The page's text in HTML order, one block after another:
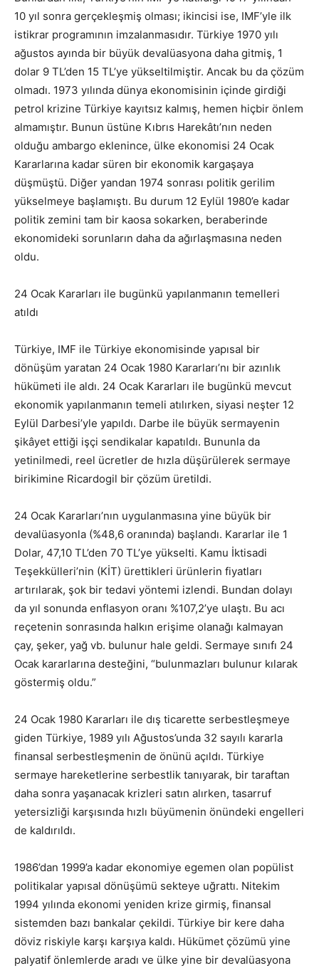
10 yıl sonra gerçekleşmiş olması; ikincisi ise, IMF’yle ilk
istikrar programının imzalanmasıdır. Türkiye 1970 yılı
ağustos ayında bir büyük devalüasyona daha gitmiş, 1
dolar 9 TL’den 15 TL’ye yükseltilmiştir. Ancak bu da çözüm
olmadı. 1973 yılında dünya ekonomisinin içinde girdiği
petrol krizine Türki­ye kayıtsız kalmış, hemen hiçbir önlem
almamıştır. Bunun üstüne Kıbrıs Harekâtı’nın neden
olduğu ambargo eklenince, ülke ekonomisi 24 Ocak
Kararlarına kadar süren bir ekonomik kargaşaya
düşmüştü. Diğer yan­dan 1974 sonrası politik gerilim
yükselmeye başlamıştı. Bu durum 12 Eylül 1980’e kadar
politik zemini tam bir kaosa sokarken, beraberinde
ekonomi­deki sorunların daha da ağırlaşmasına neden
oldu.
24 Ocak Kararları ile bugünkü yapılanmanın temelleri
atıldı
Türkiye, IMF ile Türkiye ekonomisinde yapısal bir
dönüşüm yaratan 24 Ocak 1980 Kararları’nı bir azınlık
hükümeti ile aldı. 24 Ocak Kararları ile bugünkü mevcut
ekonomik yapılanmanın temeli atılırken, siyasi neşter 12
Eylül Darbesi’yle yapıldı. Darbe ile büyük sermayenin
şikâyet ettiği işçi sendikalar kapatıldı. Bununla da
yetinilmedi, reel ücretler de hızla düşürülerek sermaye
birikimine Ricardogil bir çözüm üretildi.
24 Ocak Kararları’nın uygulanmasına yine büyük bir
devalüasyonla (%48,6 oranında) başlandı. Kararlar ile 1
Dolar, 47,10 TL’den 70 TL’ye yükselti. Kamu İktisadi
Teşekkülleri’nin (KİT) ürettikleri ürün­lerin fiyatları
artırılarak, şok bir tedavi yöntemi izlendi. Bundan dolayı
da yıl sonunda enflasyon oranı %107,2’ye ulaştı. Bu acı
reçetenin sonrasında halkın erişime olanağı kalmayan
çay, şeker, yağ vb. bulunur hale geldi. Sermaye sınıfı 24
Ocak kararlarına desteğini, “bulunmazları bulunur kılarak
göstermiş oldu.”
24 Ocak 1980 Kararları ile dış ticarette serbestleşmeye
giden Türkiye, 1989 yılı Ağus­tos’unda 32 sayılı kararla
finansal serbestleşmenin de önünü açıldı. Tür­kiye
sermaye hareketlerine serbestlik tanıyarak, bir taraftan
daha sonra yaşanacak krizleri satın alırken, tasarruf
yetersizliği karşısında hızlı büyü­menin önündeki engelleri
de kaldırıldı.
1986’dan 1999’a kadar ekonomiye egemen olan popülist
politikalar ya­pısal dönüşümü sekteye uğrattı. Nitekim
1994 yılında ekonomi yeniden krize girmiş, finansal
sistemden bazı bankalar çekildi. Türkiye bir kere daha
döviz riskiyle karşı karşıya kaldı. Hükümet çözümü yine
palyatif ön­lemlerde aradı ve ülke yine bir devalüasyona